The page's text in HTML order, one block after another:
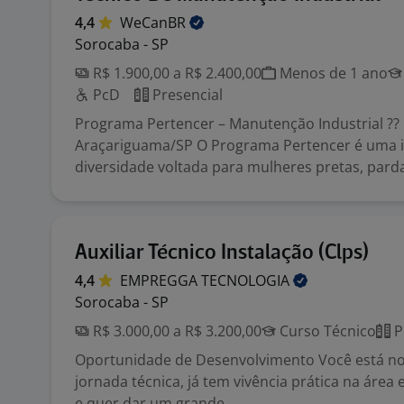
4,4
WeCanBR
Sorocaba - SP
R$ 1.900,00 a R$ 2.400,00
Menos de 1 ano
PcD
Presencial
Programa Pertencer – Manutenção Industrial ??
Araçariguama/SP O Programa Pertencer é uma
diversidade voltada para mulheres pretas,
Auxiliar Técnico Instalação (Clps)
4,4 EMPREGGATECNOLOGIA
Sorocaba - SP
R$ 3.000,00 a R$ 3.200,00
Curso Técnico
Oportunidade de Desenvolvimento Você está
jornada técnica, já tem vivência prática na